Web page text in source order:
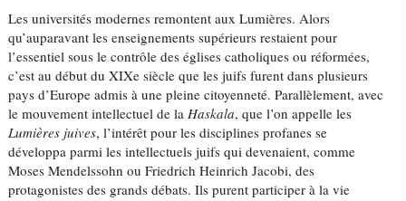
Les universités modernes remontent aux Lumières. Alors
qu’auparavant les enseignements supérieurs restaient pour
l’essentiel sous le contrôle des églises catholiques ou réformées,
c’est au début du XIXe siècle que les juifs furent dans plusieurs
pays d’Europe admis à une pleine citoyenneté. Parallèlement, avec
le mouvement intellectuel de laHaskala, que l’on appelle les
Lumières juives, l’intérêt pour les disciplines profanes se
développa parmi les intellectuels juifs qui devenaient, comme
Moses Mendelssohn ou Friedrich Heinrich Jacobi, des
protagonistes des grands débats. Ils purent participer à la vie